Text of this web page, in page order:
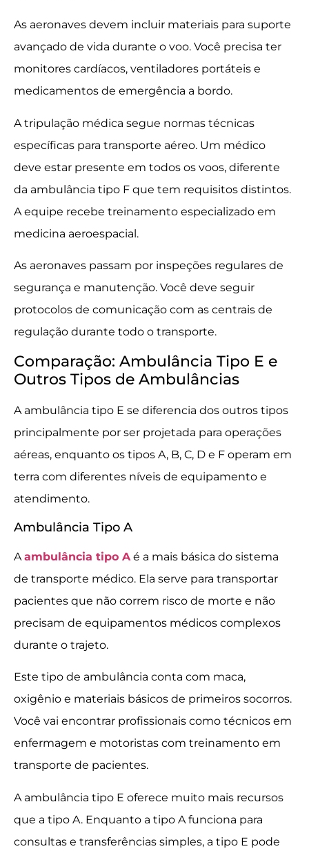
As aeronaves devem incluir materiais para suporte
avançado de vida durante o voo. Você precisa ter
monitores cardíacos, ventiladores portáteis e
medicamentos de emergência a bordo.
A tripulação médica segue normas técnicas
específicas para transporte aéreo. Um médico
deve estar presente em todos os voos, diferente
da ambulância tipo F que tem requisitos distintos.
A equipe recebe treinamento especializado em
medicina aeroespacial.
As aeronaves passam por inspeções regulares de
segurança e manutenção. Você deve seguir
protocolos de comunicação com as centrais de
regulação durante todo o transporte.
Comparação: Ambulância Tipo E e
Outros Tipos de Ambulâncias
A ambulância tipo E se diferencia dos outros tipos
principalmente por ser projetada para operações
aéreas, enquanto os tipos A, B, C, D e F operam em
terra com diferentes níveis de equipamento e
atendimento.
Ambulância Tipo A
A ambulância tipo A é a mais básica do sistema
de transporte médico. Ela serve para transportar
pacientes que não correm risco de morte e não
precisam de equipamentos médicos complexos
durante o trajeto.
Este tipo de ambulância conta com maca,
oxigênio e materiais básicos de primeiros socorros.
Você vai encontrar profissionais como técnicos em
enfermagem e motoristas com treinamento em
transporte de pacientes.
A ambulância tipo E oferece muito mais recursos
que a tipo A. Enquanto a tipo A funciona para
consultas e transferências simples, a tipo E pode